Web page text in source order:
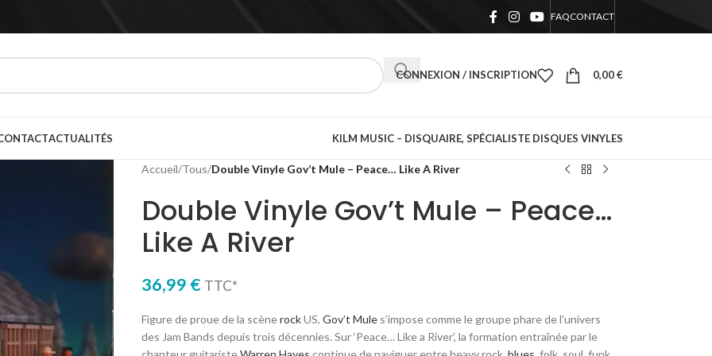
FAQCONTACT
CONNEXION / INSCRIPTION 0,00€
ACTUALITÉS KILM MUSIC – DISQUAIRE, SPÉCIALISTE DISQUES VINYLES
Accueil/Tous/Double Vinyle Gov’t Mule – Peace… Like A River
Double Vinyle Gov’t Mule – Peace…
Like A River
36,99 € TTC*
Figure de proue de la scènerockUS, Gov’t Mules’impose comme le groupe phare de l’univers
des Jam Bands depuis trois décennies. Sur ‘Peace… Like a River’, la formation entraînée par le